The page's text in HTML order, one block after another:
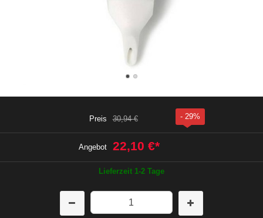
Preis 30,94 € - 29%
Angebot 22,10 €*
Lieferzeit 1-2 Tage